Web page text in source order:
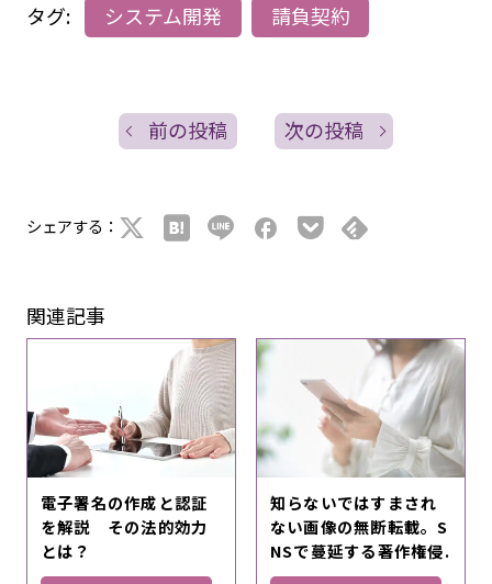
タグ:
システム開発 請負契約
前の投稿 次の投稿
シェアする：
関連記事
電子署名の作成と認証
を解説 その法的効力
とは？
知らないではすまされ
ない画像の無断転載。S
NSで蔓延する著作権侵.